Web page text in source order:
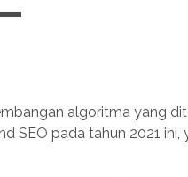
algoritma yang
SEO pada tahun 2021 ini,